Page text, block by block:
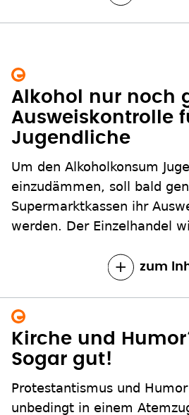
Alkohol nur noch
Ausweiskontrolle
Jugendliche
Um den Alkoholkonsum
einzudämmen, soll bald
Supermarktkassen ihr
werden. Der Einzelhandel
zum
Kirche und
Sogar gut!
Protestantismus und
unbedingt in einem